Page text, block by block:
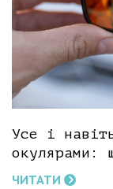
Усе і
окулярами:
ЧИТАТИ